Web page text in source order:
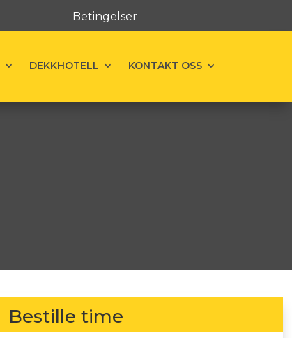
Betingelser
DEKKHOTELL KONTAKT OSS
Bestille time